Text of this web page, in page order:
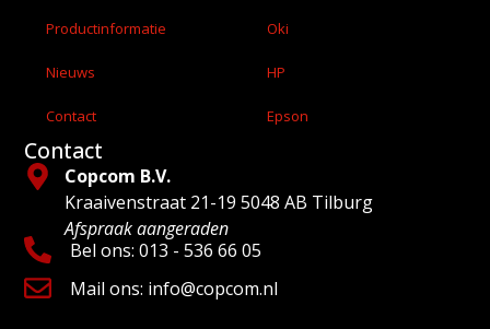
Productinformatie
Nieuws
Contact
Oki
HP
Epson
Contact
Copcom B.V.
Kraaivenstraat 21-19 5048 AB Tilburg
Afspraak aangeraden
Bel ons: 013 - 536 66 05
Mail ons: info@copcom.nl